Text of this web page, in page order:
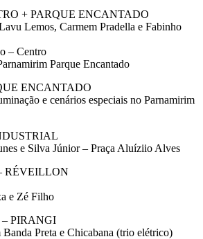
+ PARQUE ENCANTADO
Lemos, Carmem Pradella e Fabinho
– Centro
Parque Encantado
ENCANTADO
e cenários especiais no Parnamirim
e Silva Júnior – Praça Aluíziio Alves
RÉVEILLON
e Zé Filho
PIRANGI
Preta e Chicabana (trio elétrico)